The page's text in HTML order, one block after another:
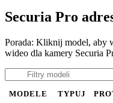
Securia Pro
Porada: Kliknij model, aby
wideo dla kamery Securia
MODELE TYPUJ